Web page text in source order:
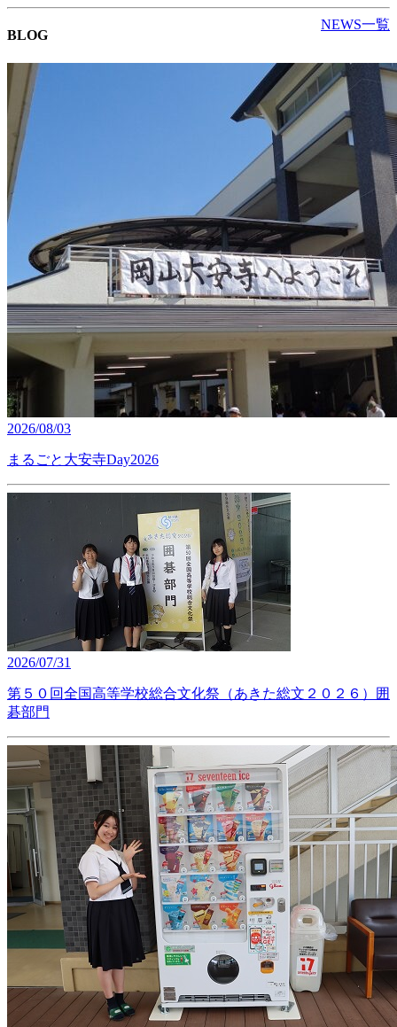
NEWS一覧
BLOG
2026/08/03
まるごと大安寺Day2026
2026/07/31
第５０回全国高等学校総合文化祭（あきた総文２０２６）囲
碁部門